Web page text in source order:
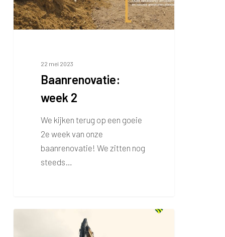
22 mei 2023
Baanrenovatie:
week 2
We kijken terug op een goeie
2e week van onze
baanrenovatie! We zitten nog
steeds…